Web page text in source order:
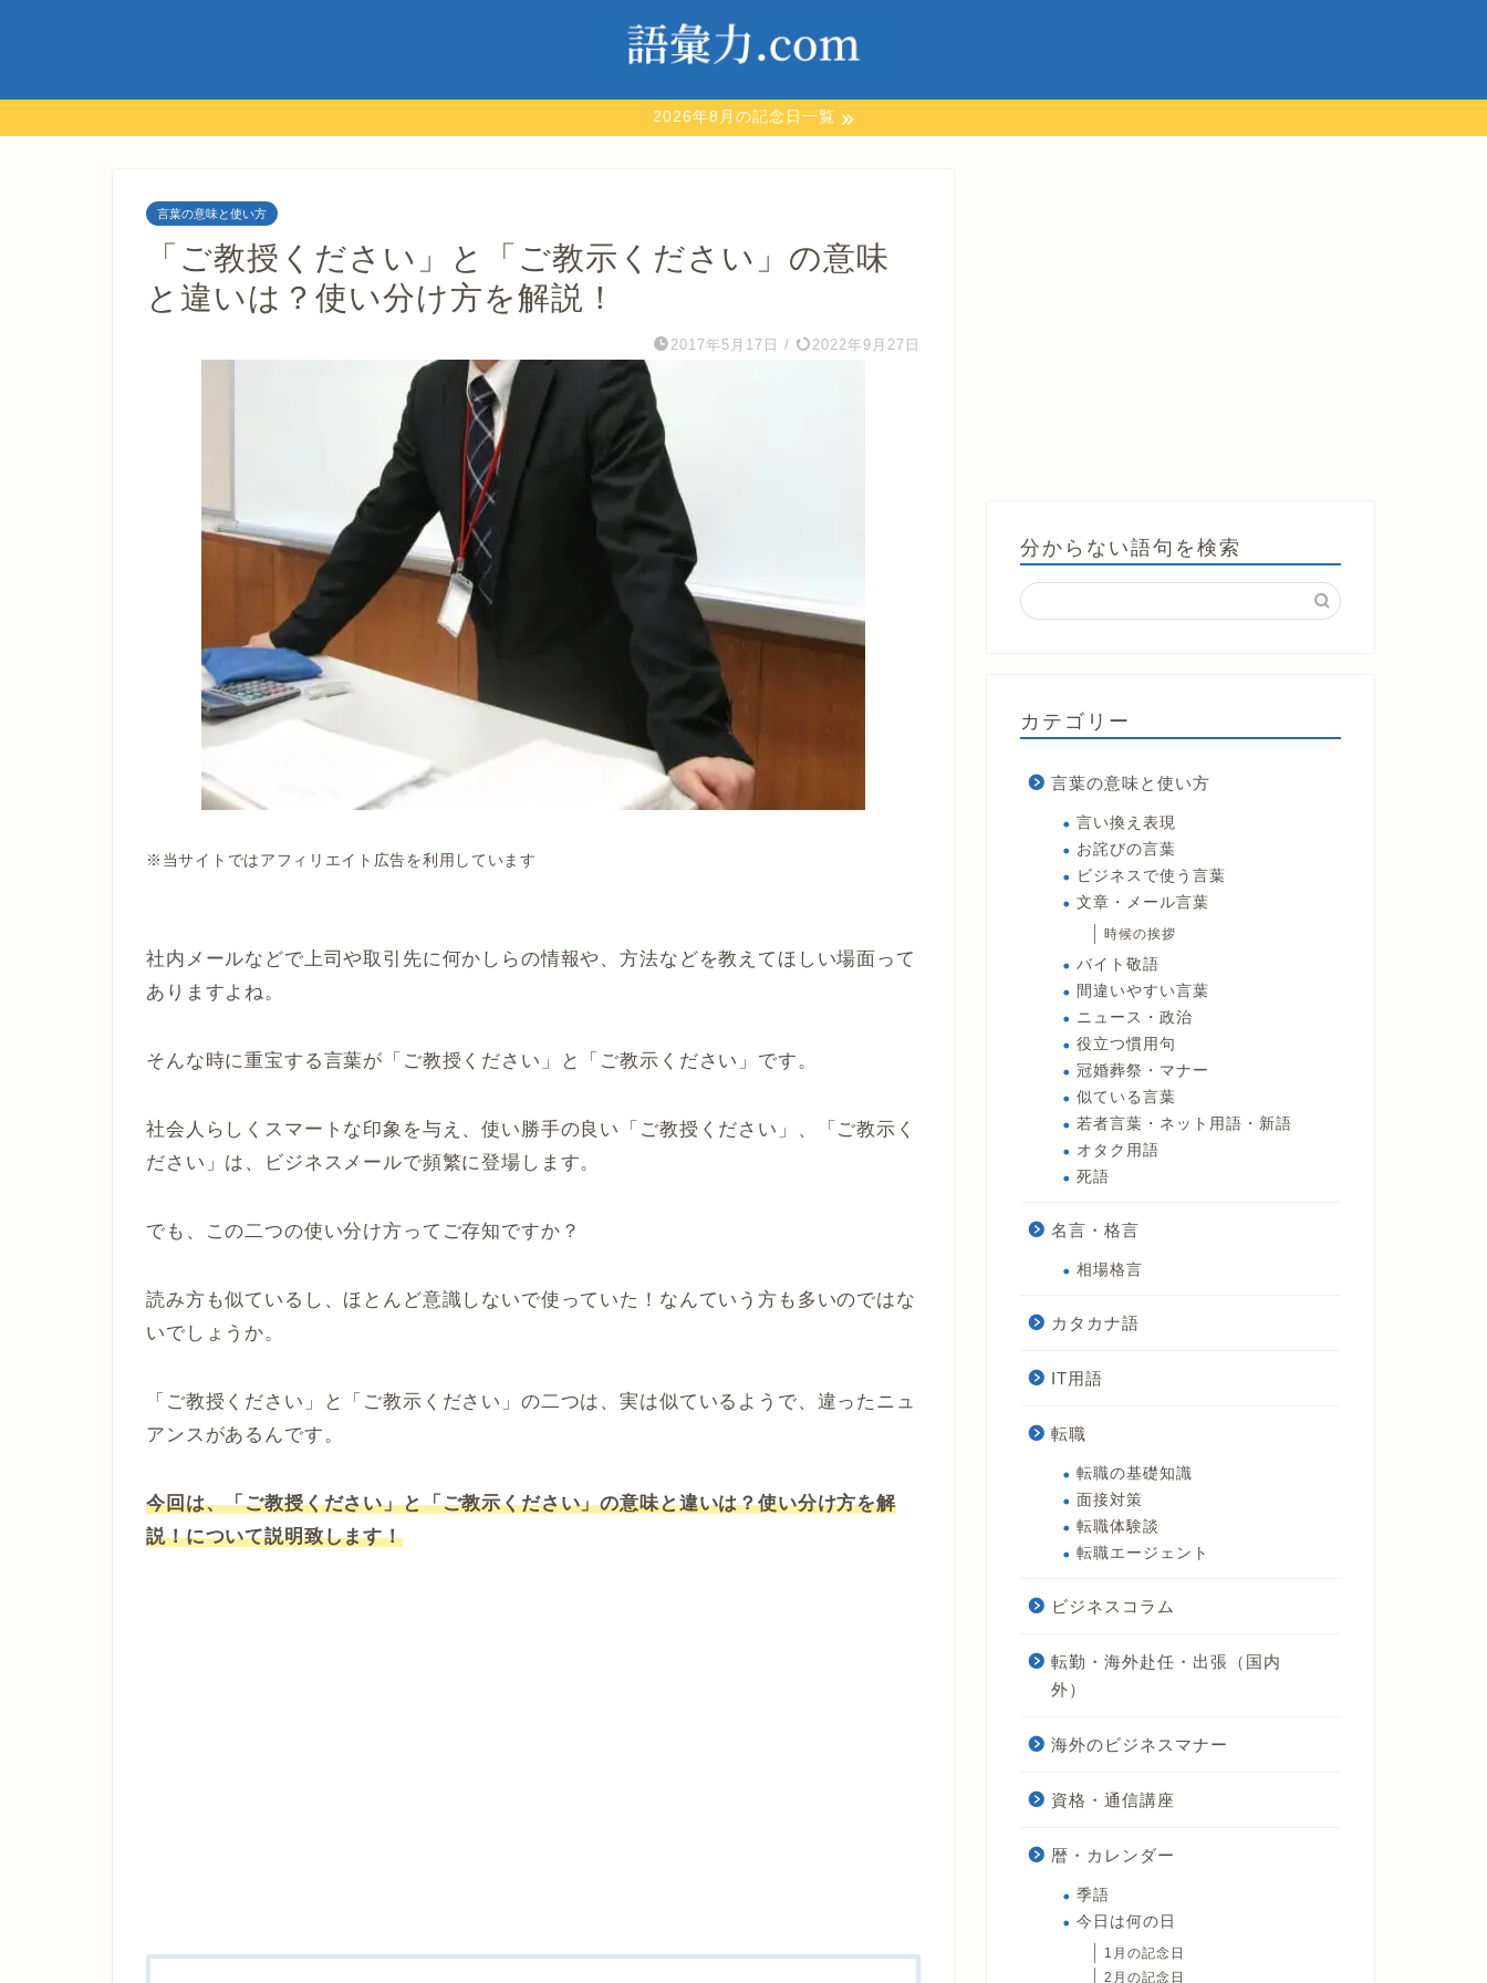
2026年8月の記念日一覧
言葉の意味と使い方
「ご教授ください」と「ご教示ください」の意味
と違いは？使い分け方を解説！
2017年5月17日 / 2022年9月27日
※当サイトではアフィリエイト広告を利用しています
社内メールなどで上司や取引先に何かしらの情報や、方法などを教えてほしい場面って
ありますよね。
そんな時に重宝する言葉が「ご教授ください」と「ご教示ください」です。
社会人らしくスマートな印象を与え、使い勝手の良い「ご教授ください」、「ご教示く
ださい」は、ビジネスメールで頻繁に登場します。
でも、この二つの使い分け方ってご存知ですか？
読み方も似ているし、ほとんど意識しないで使っていた！なんていう方も多いのではな
いでしょうか。
「ご教授ください」と「ご教示ください」の二つは、実は似ているようで、違ったニュ
アンスがあるんです。
今回は、「ご教授ください」と「ご教示ください」の意味と違いは？使い分け方を解
説！について説明致します！
分からない語句を検索
カテゴリー
言葉の意味と使い方
言い換え表現
お詫びの言葉
ビジネスで使う言葉
文章・メール言葉
時候の挨拶
バイト敬語
間違いやすい言葉
ニュース・政治
役立つ慣用句
冠婚葬祭・マナー
似ている言葉
若者言葉・ネット用語・新語
オタク用語
死語
名言・格言
相場格言
カタカナ語
IT用語
転職
転職の基礎知識
面接対策
転職体験談
転職エージェント
ビジネスコラム
転勤・海外赴任・出張（国内
外）
海外のビジネスマナー
資格・通信講座
暦・カレンダー
季語
今日は何の日
1月の記念日
2月の記念日